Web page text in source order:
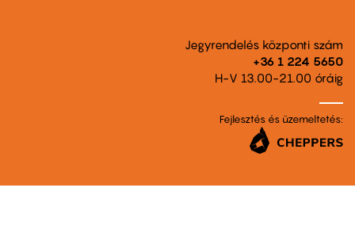
Jegyrendelés központi szám
+36 1 224 5650
H-V 13.00-21.00 óráig
Fejlesztés és üzemeltetés: